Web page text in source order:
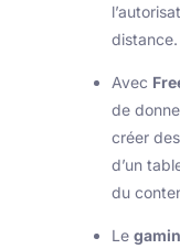
distance.
Avec
de
créer
d’un
du
Le